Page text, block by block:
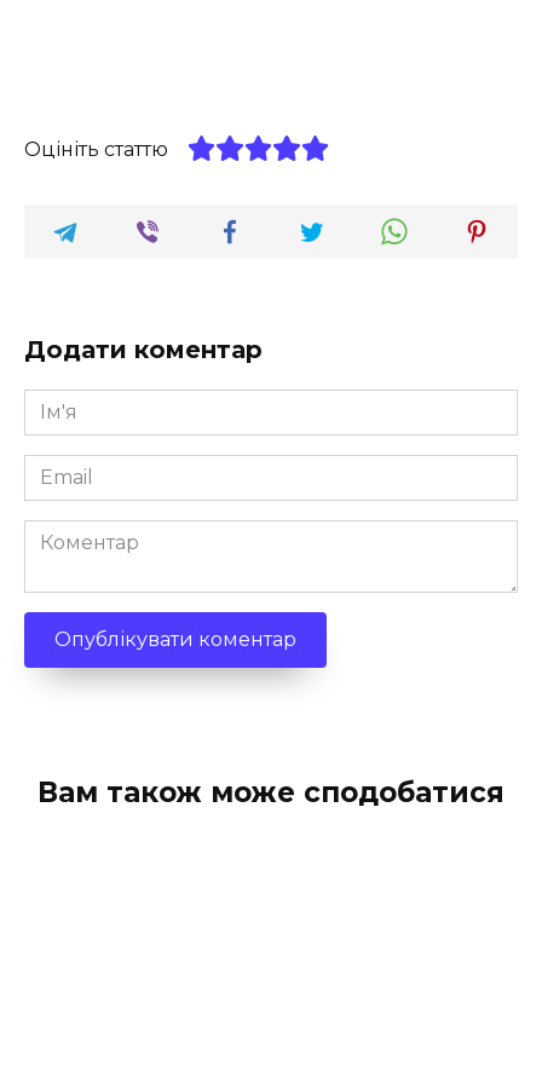
Оцініть статтю
Додати коментар
Ім'я
*
Email
*
Коментар
Вам також може сподобатися